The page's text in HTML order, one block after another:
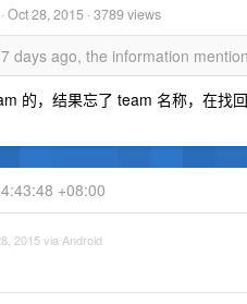
·Oct 28, 2015 · 3789 views
days ago, the information
的，结果忘了 team 名称，在找
+08:00
2015 via Android